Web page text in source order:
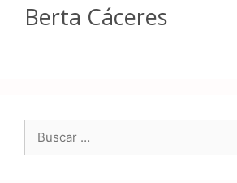
Berta Cáceres